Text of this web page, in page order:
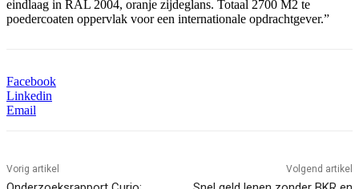
eindlaag in RAL 2004, oranje zijdeglans. Totaal 2700 M2 te
poedercoaten oppervlak voor een internationale opdrachtgever.”
Facebook
Linkedin
Email
Vorig artikel Volgend artikel